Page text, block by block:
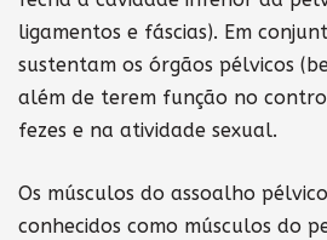
ligamentos e fáscias). Em
sustentam os órgãos pélvicos
além de terem função no
fezes e na atividade sexual.
Os músculos do assoalho
conhecidos como músculos do